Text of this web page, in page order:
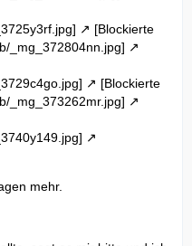
mit automatischem
Generation -
[Blockierte
_mg_372804nn.jpg]
[Blockierte
_mg_373262mr.jpg]
mehr.